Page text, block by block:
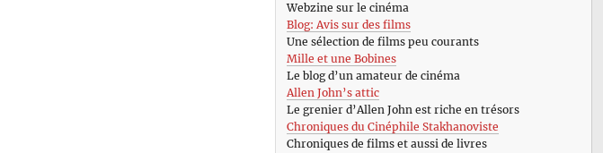
Webzine sur le cinéma
Blog: Avis sur des films
Une sélection de films peu courants
Mille et une Bobines
Le blog d’un amateur de cinéma
Allen John’s attic
Le grenier d’Allen John est riche en trésors
Chroniques du Cinéphile Stakhanoviste
Chroniques de films et aussi de livres